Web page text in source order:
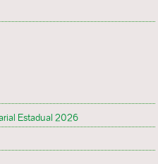
Estadual 2026